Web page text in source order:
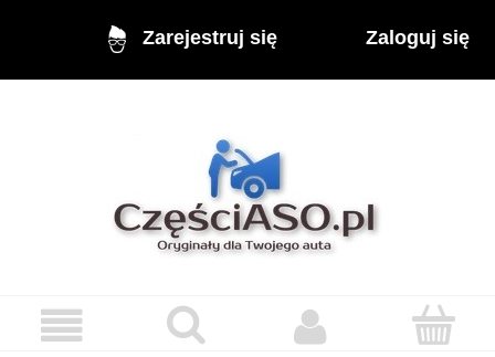
Zarejestruj się Zaloguj się